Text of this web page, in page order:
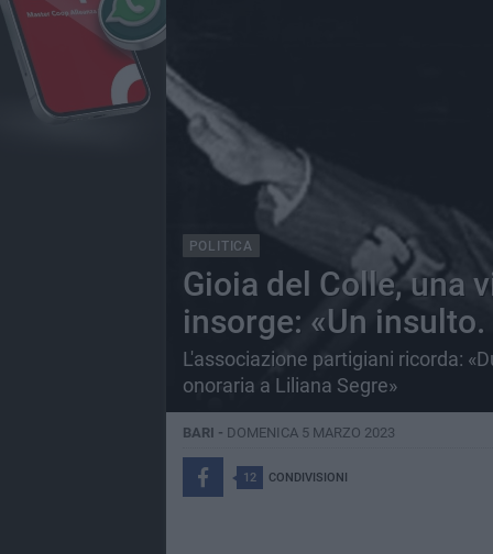
POLITICA
Gioia del Colle, una
insorge: «Un
L'associazione partigiani ricorda:
onoraria a Liliana Segre»
BARI - DOMENICA 5 MARZO 2023
12 CONDIVISIONI